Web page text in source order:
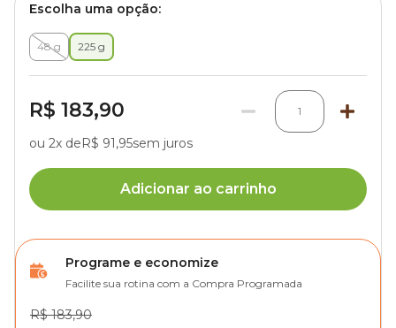
Escolha uma opção:
48 g 225 g
R$ 183,90 1
ou 2x deR$ 91,95sem juros
Adicionar ao carrinho
Programe e economize
Facilite sua rotina com a Compra Programada
R$ 183,90